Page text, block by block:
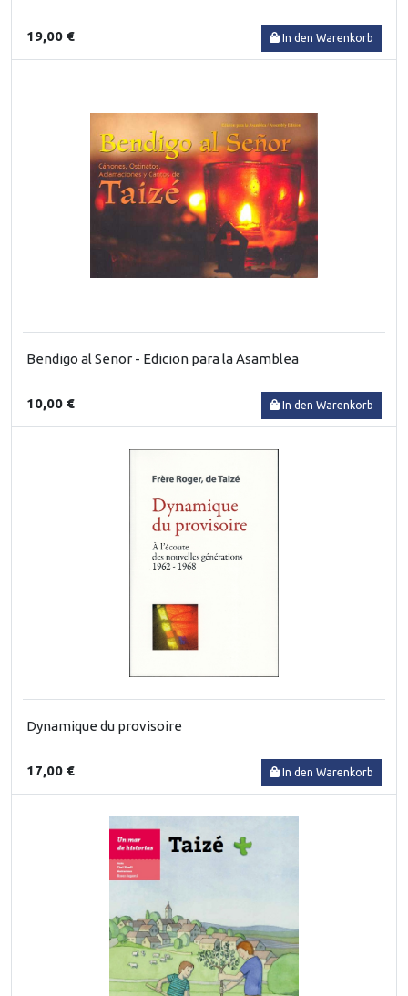
19,00 € In den Warenkorb
Bendigo al Senor - Edicion para la Asamblea
10,00 € In den Warenkorb
Dynamique du provisoire
17,00 € In den Warenkorb